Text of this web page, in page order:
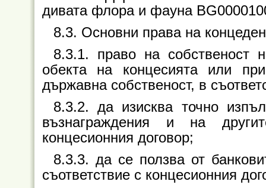
дивата флора и фауна
8.3. Основни права на
8.3.1. право на собственост
обекта на концесията или
държавна собственост, в
8.3.2. да изисква точно
възнаграждения и на
концесионния договор;
8.3.3. да се ползва от
съответствие с концесионния